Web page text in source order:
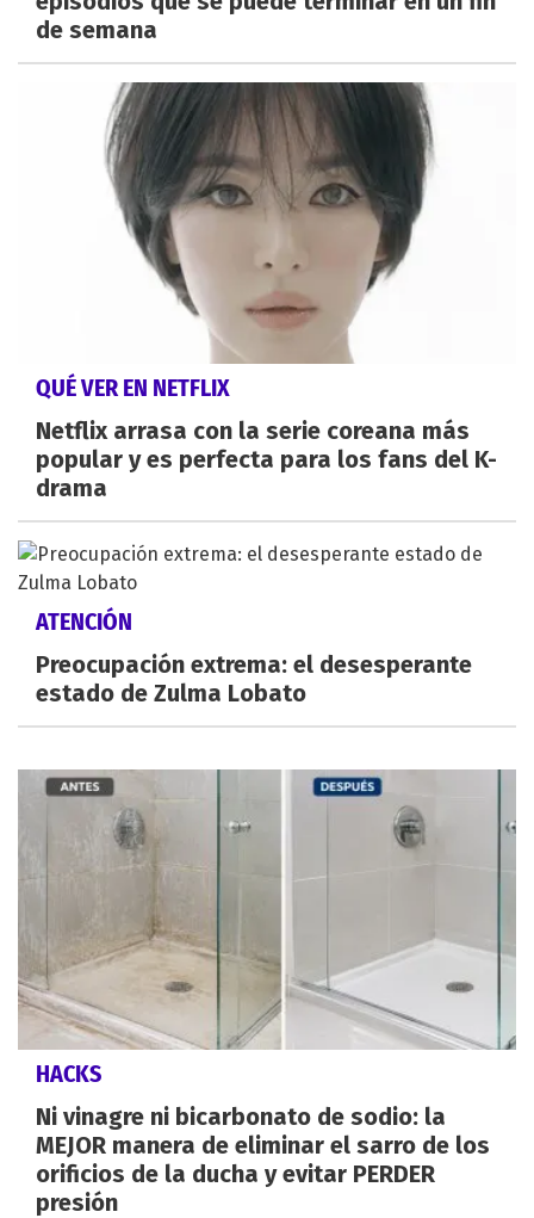
de semana
QUÉ VER EN NETFLIX
Netflix arrasa con la serie coreana más
popular y es perfecta para los fans del K-
drama
ATENCIÓN
Preocupación extrema: el desesperante
estado de Zulma Lobato
HACKS
Ni vinagre ni bicarbonato de sodio: la
MEJOR manera de eliminar el sarro de los
orificios de la ducha y evitar PERDER
presión